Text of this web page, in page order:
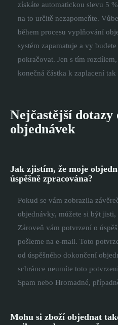
získáte automatickou slevu 5
na to určitě nezapomeňte.
během procesu vyplňování
systém zapamatuje a vy
pokračovat. Jen s tím
konečná částka k zaplacení
Nejčastější dotazy
objednávek
Jak zjistím, že moje
úspěšně zpracována?
Pokud se vám zobrazila
objednávky, můžete si být
Zároveň vám potvrzení o
pošleme na e-mail. Toto
od úspěšného dokončení
schránce neumíte toto
Spam nebo Hromadné,
Mohu si zboží objednat